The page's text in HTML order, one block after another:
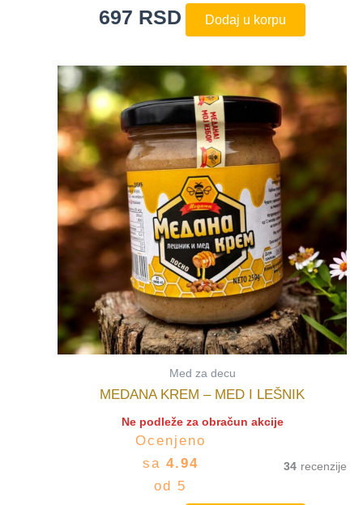
697 RSD Dodaj u korpu
Med za decu
MEDANA KREM – MED I LEŠNIK
Ne podleže za obračun akcije
Ocenjeno
sa 4.94
od 5
34